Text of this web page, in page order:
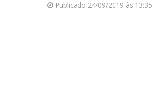
Publicado 24/09/2019 às 13:35